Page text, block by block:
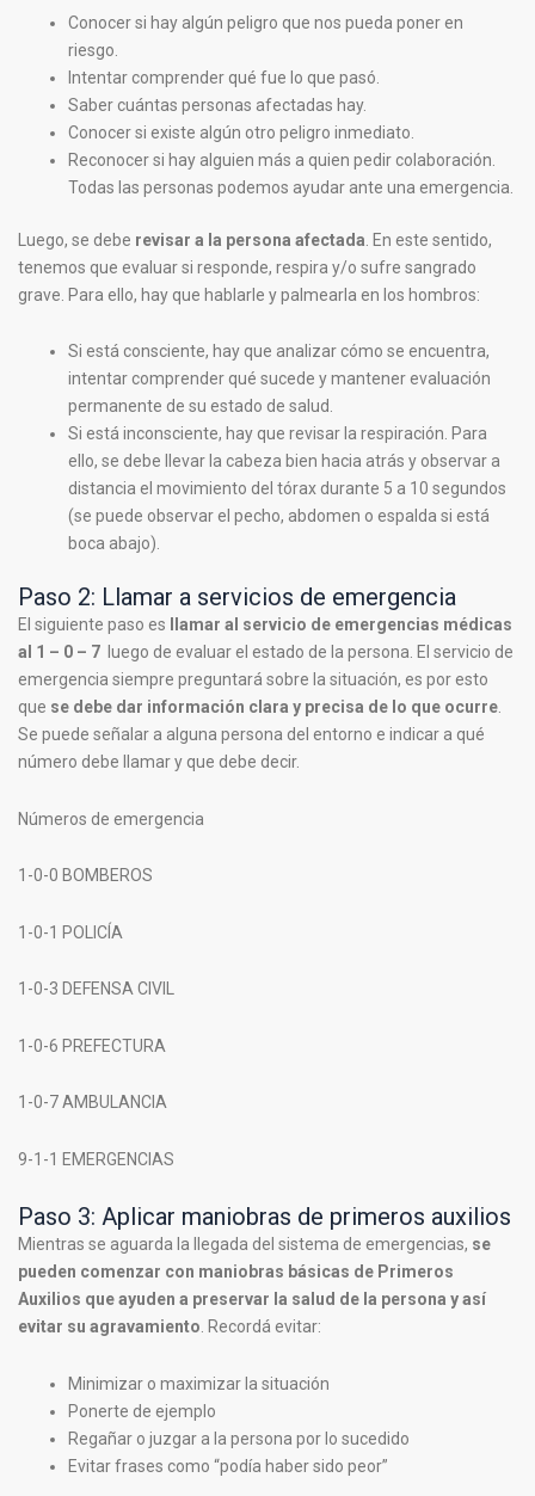
Conocer si hay algún peligro que nos pueda poner en
riesgo.
Intentar comprender qué fue lo que pasó.
Saber cuántas personas afectadas hay.
Conocer si existe algún otro peligro inmediato.
Reconocer si hay alguien más a quien pedir colaboración.
Todas las personas podemos ayudar ante una emergencia.
Luego, se debe revisar a la persona afectada . En este sentido,
tenemos que evaluar si responde, respira y/o sufre sangrado
grave. Para ello, hay que hablarle y palmearla en los hombros:
Si está consciente, hay que analizar cómo se encuentra,
intentar comprender qué sucede y mantener evaluación
permanente de su estado de salud.
Si está inconsciente, hay que revisar la respiración. Para
ello, se debe llevar la cabeza bien hacia atrás y observar a
distancia el movimiento del tórax durante 5 a 10 segundos
(se puede observar el pecho, abdomen o espalda si está
boca abajo).
Paso 2: Llamar a servicios de emergencia
El siguiente paso es
llamar al servicio de emergencias médicas
al 1 – 0 – 7 luego de evaluar el estado de la persona. El servicio de
emergencia siempre preguntará sobre la situación, es por esto
que se debe dar información clara y precisa de lo que ocurre.
Se puede señalar a alguna persona del entorno e indicar a qué
número debe llamar y que debe decir.
Números de emergencia
1-0-0 BOMBEROS
1-0-1 POLICÍA
1-0-3 DEFENSA CIVIL
1-0-6 PREFECTURA
1-0-7 AMBULANCIA
9-1-1 EMERGENCIAS
Paso 3: Aplicar maniobras de primeros auxilios
Mientras se aguarda la llegada del sistema de emergencias, se
pueden comenzar con maniobras básicas de Primeros
Auxilios que ayuden a preservar la salud de la persona y así
evitar su agravamiento. Recordá evitar:
Minimizar o maximizar la situación
Ponerte de ejemplo
Regañar o juzgar a la persona por lo sucedido
Evitar frases como “podía haber sido peor”